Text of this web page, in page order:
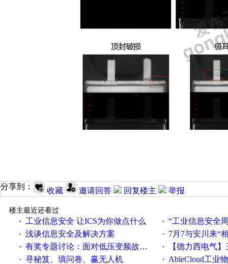
分享到： 收藏 邀请回答 回复楼主 举报
楼主最近还看过
·
工业信息安全 让ICS为你做点什么 · “工业信息安全周之我见”
· 浅谈信息安全及解决方案 · 7月7与安川来“
· 有奖专题讨论：面对低压变频故障，老手是这样解决的！ · 【德力西电气】三
· 寻秘笈、填问卷、赢无人机 · AbleCloud工业物联